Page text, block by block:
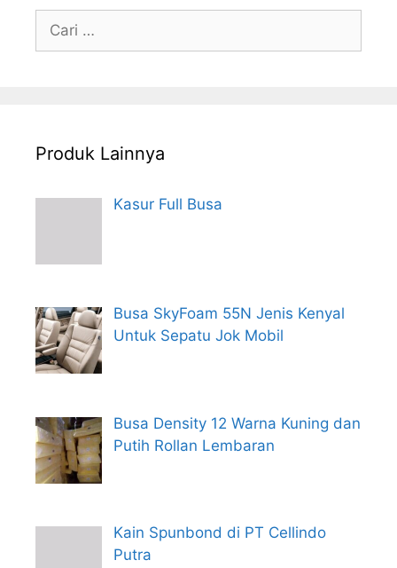
untuk:
Produk Lainnya
Kasur Full Busa
Busa SkyFoam 55N Jenis Kenyal
Untuk Sepatu Jok Mobil
Busa Density 12 Warna Kuning dan
Putih Rollan Lembaran
Kain Spunbond di PT Cellindo
Putra